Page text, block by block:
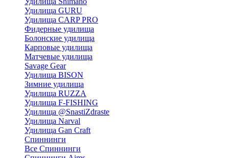
Удилища GURU
Удилища CARP PRO
Фидерные удилища
Болонские удилища
Карповые удилища
Матчевые удилища
Savage Gear
Удилища BISON
Зимние удилища
Удилища RUZZA
Удилища F-FISHING
Удилища @SnastiZdraste
Удилища Narval
Удилища Gan Craft
Спиннинги
Все Спиннинги